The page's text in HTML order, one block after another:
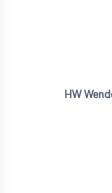
HW